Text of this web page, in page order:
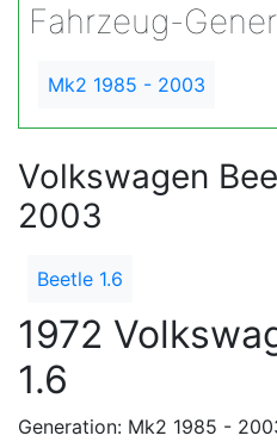
Fahrzeug-
Mk2 1985 - 2003
Volkswagen
2003
Beetle 1.6
1972
1.6
Generation: Mk2 1985 -